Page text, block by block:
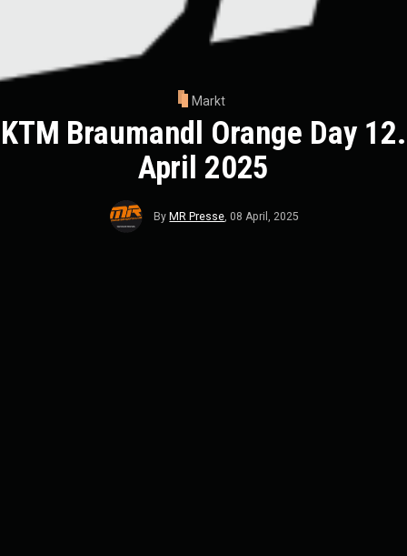
Markt
KTM Braumandl Orange Day 12.
April 2025
ByMR Presse,08 April, 2025